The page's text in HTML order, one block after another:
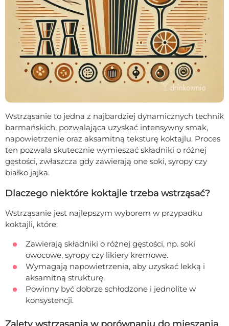
Wstrząsanie to jedna z najbardziej dynamicznych technik
barmańskich, pozwalająca uzyskać intensywny smak,
napowietrzenie oraz aksamitną teksturę koktajlu. Proces
ten pozwala skutecznie wymieszać składniki o różnej
gęstości, zwłaszcza gdy zawierają one soki, syropy czy
białko jajka.
Dlaczego niektóre koktajle trzeba wstrząsać?
Wstrząsanie jest najlepszym wyborem w przypadku
koktajli, które:
Zawierają składniki o różnej gęstości, np. soki
owocowe, syropy czy likiery kremowe.
Wymagają napowietrzenia, aby uzyskać lekką i
aksamitną strukturę.
Powinny być dobrze schłodzone i jednolite w
konsystencji.